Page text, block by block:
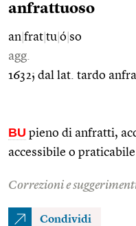
anfrattuoso
an frat tu ó so
agg.
1632; dal lat. tardo
BU pieno di anfratti,
accessibile o praticabile
Correzioni e
Condividi